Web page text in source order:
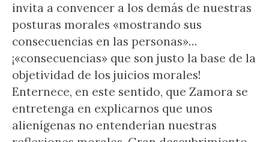
invita a convencer a los demás de nuestras
posturas morales «mostrando sus
consecuencias en las personas»…
¡«consecuencias» que son justo la base de la
objetividad de los juicios morales!
Enternece, en este sentido, que Zamora se
entretenga en explicarnos que unos
alienígenas no entenderían nuestras